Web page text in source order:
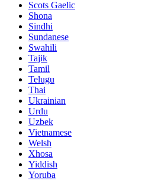
Scots Gaelic
Shona
Sindhi
Sundanese
Swahili
Tajik
Tamil
Telugu
Thai
Ukrainian
Urdu
Uzbek
Vietnamese
Welsh
Xhosa
Yiddish
Yoruba